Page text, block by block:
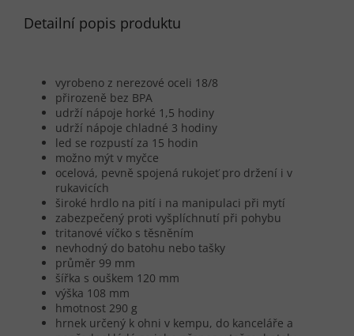
Detailní popis produktu
vyrobeno z nerezové oceli 18/8
přirozeně bez BPA
udrží nápoje horké 1,5 hodiny
udrží nápoje chladné 3 hodiny
led se rozpustí za 15 hodin
možno mýt v myčce
ocelová, pevně spojená rukojeť pro držení i v
rukavicích
široké hrdlo na pití i na manipulaci při mytí
zabezpečený proti vyšplíchnutí při pohybu
tritanové víčko s těsněním
nevhodný do batohu nebo tašky
průměr 99 mm
šířka s ouškem 120 mm
výška 108 mm
hmotnost 290 g
hrnek určený k ohni v kempu, do kanceláře a